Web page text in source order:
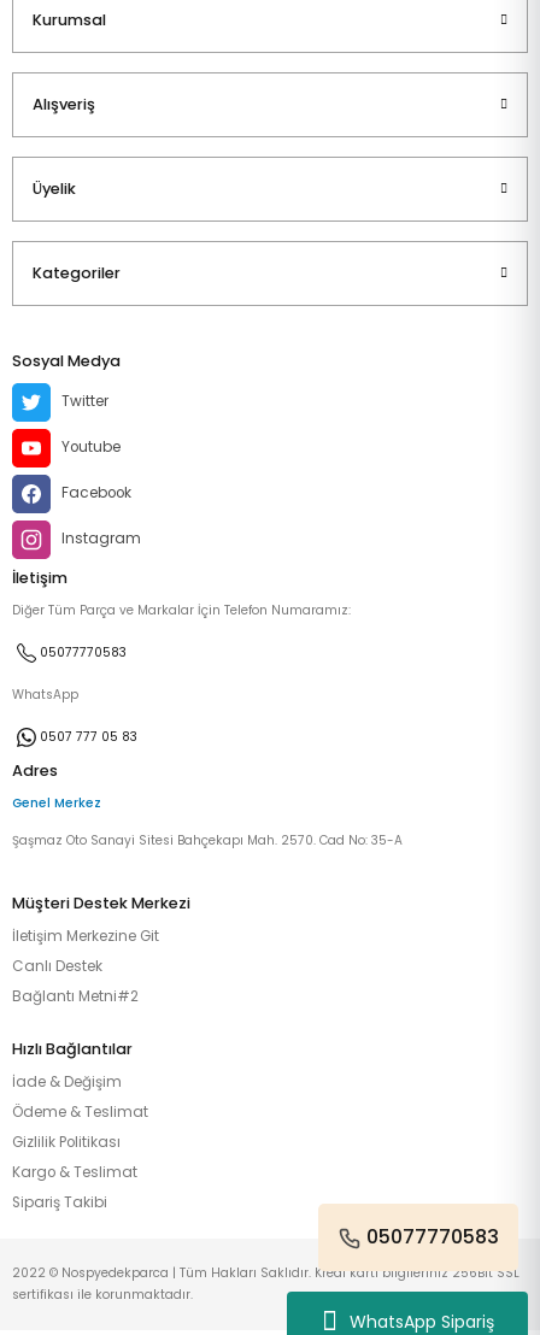
WhatsApp Sipariş
Kurumsal
Alışveriş
Üyelik
Kategoriler
Sosyal Medya
Twitter
Youtube
Facebook
Instagram
İletişim
Diğer Tüm Parça ve Markalar İçin Telefon Numaramız:
05077770583
WhatsApp
0507 777 05 83
Adres
Genel Merkez
Şaşmaz Oto Sanayi Sitesi Bahçekapı Mah. 2570. Cad No: 35-A
Müşteri Destek Merkezi
İletişim Merkezine Git
Canlı Destek
Bağlantı Metni#2
Hızlı Bağlantılar
İade & Değişim
Ödeme & Teslimat
Gizlilik Politikası
Kargo & Teslimat
Sipariş Takibi
05077770583
2022 © Nospyedekparca | Tüm Hakları Saklıdır. Kredi kartı bilgileriniz 256Bit SSL
sertifikası ile korunmaktadır.